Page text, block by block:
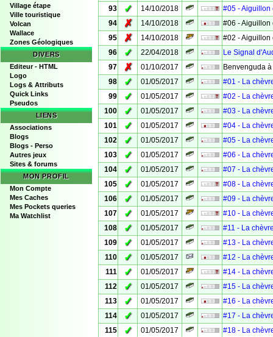
Village étape
Ville touristique
Volcan
Wallace
Zones Géologiques
DIVERS
Editeur - HTML
Logo
Logs & Attributs
Quick Links
Pseudos
LIENS
Associations
Blogs
Blogs - Perso
Autres jeux
Sites & forums
MON PROFIL
Mon Compte
Mes Caches
Mes Pockets queries
Ma Watchlist
93 ✓ 14/10/2018
#05 - Aiguillon
94
✗ 14/10/2018
#06 - Aiguillon
95
✗ 14/10/2018
#02 - Aiguillon
96
✓ 22/04/2018
Le Signal
97
✗ 01/10/2017
Benvenguda
98
✓ 01/05/2017
#01 - La
99
✓ 01/05/2017
#02 - La
100
✓ 01/05/2017
#03 - La
101
✓ 01/05/2017
#04 - La
102
✓ 01/05/2017
#05 - La
103
✓ 01/05/2017
#06 - La
104
✓ 01/05/2017
#07 - La
105
✓ 01/05/2017
#08 - La
106
✓ 01/05/2017
#09 - La
107
✓ 01/05/2017
#10 - La
108
✓ 01/05/2017
#11 - La
109
✓ 01/05/2017
#13 - La
110
✓ 01/05/2017
#12 - La
111
✓ 01/05/2017
#14 - La
112
✓ 01/05/2017
#15 - La
113
✓ 01/05/2017
#16 - La
114
✓ 01/05/2017
#17 - La
115
✓ 01/05/2017
#18 - La